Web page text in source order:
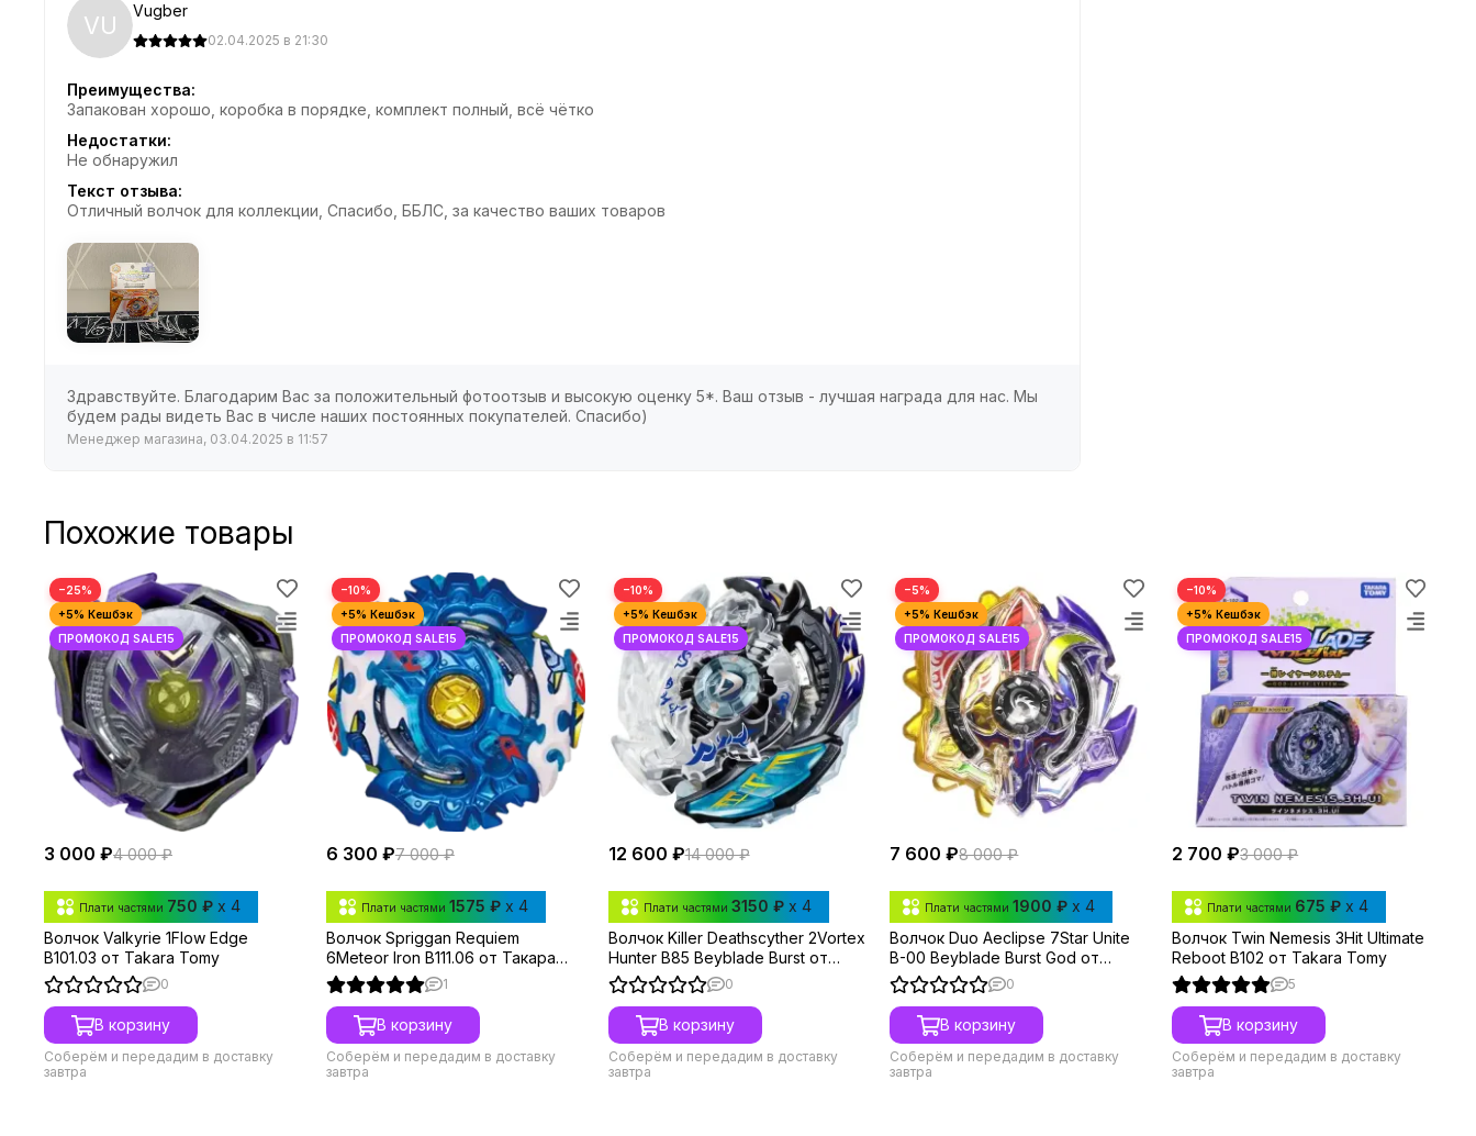
VU Vugber
02.04.2025 в 21:30
Преимущества:
Запакован хорошо, коробка в порядке, комплект полный, всё чётко
Недостатки:
Не обнаружил
Текст отзыва:
Отличный волчок для коллекции, Спасибо, ББЛС, за качество ваших товаров
Здравствуйте. Благодарим Вас за положительный фотоотзыв и высокую оценку 5*. Ваш отзыв - лучшая награда для нас. Мы
будем рады видеть Вас в числе наших постоянных покупателей. Спасибо)
Менеджер магазина, 03.04.2025 в 11:57
Похожие товары
−25%
3 000 ₽4 000 ₽
Плати частями 750 ₽ x 4
Волчок Valkyrie 1Flow Edge
B101.03 от Takara Tomy
0
В корзину
Соберём и передадим в доставку
завтра
−10%
6 300 ₽7 000 ₽
Плати частями 1575 ₽ x 4
Волчок Spriggan Requiem
6Meteor Iron B111.06 от Такара
Томи
1
В корзину
Соберём и передадим в доставку
завтра
−10%
12 600 ₽14 000 ₽
Плати частями 3150 ₽ x 4
Волчок Killer Deathscyther 2Vortex
Hunter B85 Beyblade Burst от
Takara Tomy
0
В корзину
Соберём и передадим в доставку
завтра
−5%
7 600 ₽8 000 ₽
Плати частями1900 ₽ x 4
Волчок Duo Aeclipse 7Star Unite
B-00 Beyblade Burst God от
Takara Tomy
0
В корзину
Соберём и передадим в доставку
завтра
−10%
2 700 ₽3 000 ₽
Плати частями 675 ₽ x 4
Волчок Twin Nemesis 3Hit Ultimate
Reboot B102 от Takara Tomy
5
В корзину
Соберём и передадим в доставку
завтра